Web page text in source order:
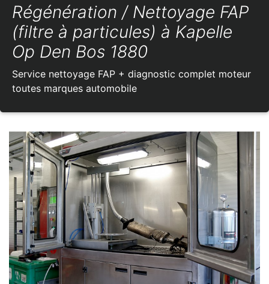
Régénération / Nettoyage FAP
(filtre à particules) à Kapelle
Op Den Bos 1880
Service nettoyage FAP + diagnostic complet moteur
toutes marques automobile